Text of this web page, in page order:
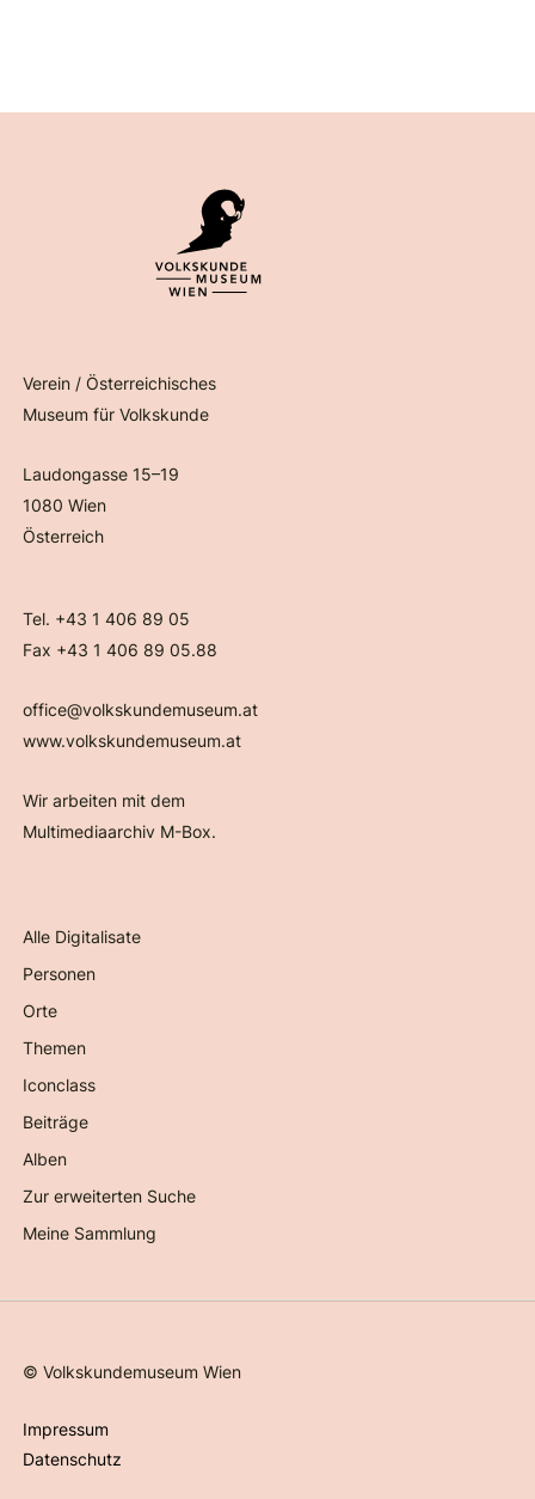
Verein / Österreichisches
Museum für Volkskunde
Laudongasse 15–19
1080 Wien
Österreich
Tel. +43 1 406 89 05
Fax +43 1 406 89 05.88
office@volkskundemuseum.at
www.volkskundemuseum.at
Wir arbeiten mit dem
Multimediaarchiv M-Box.
Alle Digitalisate
Personen
Orte
Themen
Iconclass
Beiträge
Alben
Zur erweiterten Suche
Meine Sammlung
©Volkskundemuseum Wien
Impressum
Datenschutz